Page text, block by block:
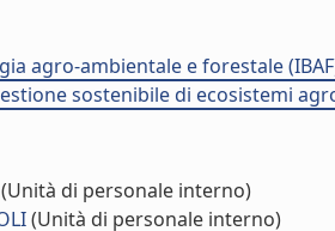
agro-ambientale e forestale
sostenibile di ecosistemi
(Unità di personale interno)
(Unità di personale interno)